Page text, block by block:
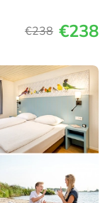
€238 €238